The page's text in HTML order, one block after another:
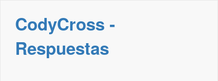
CodyCross -
Respuestas